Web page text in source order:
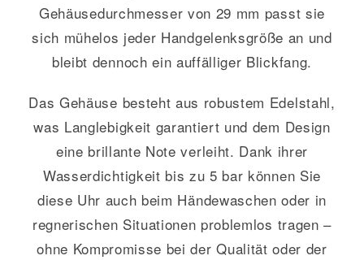
Gehäusedurchmesser von 29 mm passt sie
sich mühelos jeder Handgelenksgröße an und
bleibt dennoch ein auffälliger Blickfang.
Das Gehäuse besteht aus robustem Edelstahl,
was Langlebigkeit garantiert und dem Design
eine brillante Note verleiht. Dank ihrer
Wasserdichtigkeit bis zu 5 bar können Sie
diese Uhr auch beim Händewaschen oder in
regnerischen Situationen problemlos tragen –
ohne Kompromisse bei der Qualität oder der